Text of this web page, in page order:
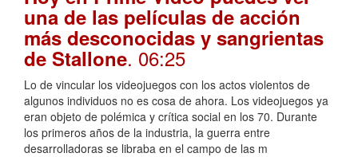
una de las películas de acción
más desconocidas y sangrientas
de Stallone. 06:25
Lo de vincular los videojuegos con los actos violentos de
algunos individuos no es cosa de ahora. Los videojuegos ya
eran objeto de polémica y crítica social en los 70. Durante
los primeros años de la industria, la guerra entre
desarrolladoras se libraba en el campo de las m